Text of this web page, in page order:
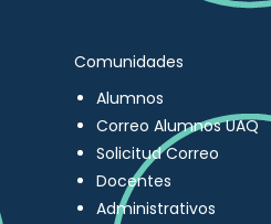
Comunidades
Alumnos
Correo Alumnos UAQ
Solicitud Correo
Docentes
Administrativos